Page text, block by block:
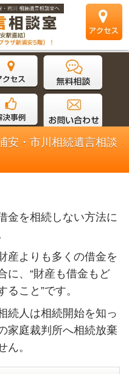
安・市川相続遺言相談
金を相続しない方法に
産よりも多くの借金を
に、“財産も借金もど
こと”です。
続人は相続開始を知っ
家庭裁判所へ相続放棄
ん。